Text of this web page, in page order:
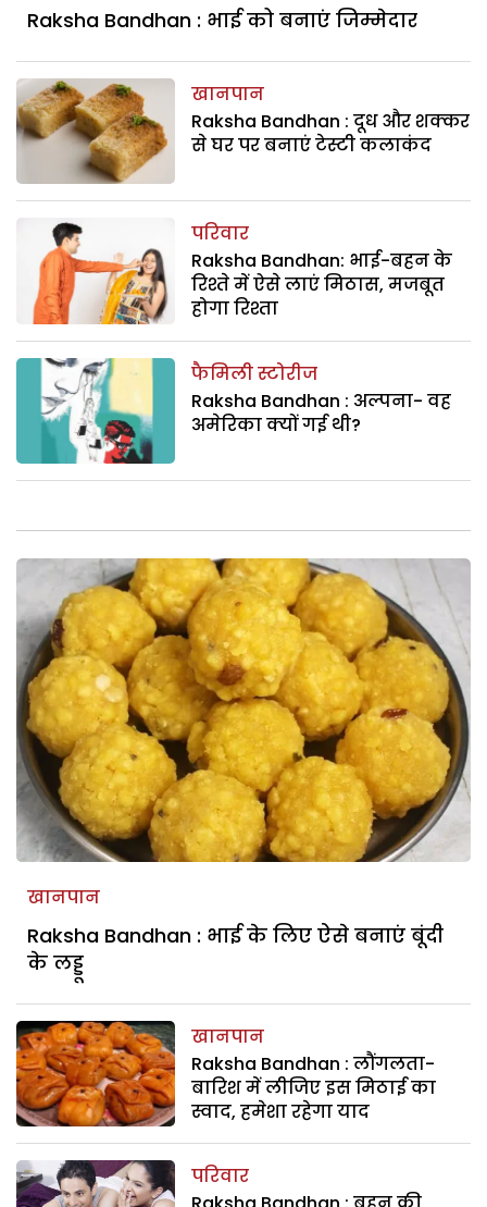
Raksha Bandhan : भाई को बनाएं जिम्मेदार
खानपान
Raksha Bandhan : दूध और शक्कर
से घर पर बनाएं टेस्टी कलाकंद
परिवार
Raksha Bandhan: भाई-बहन के
रिश्ते में ऐसे लाएं मिठास, मजबूत
होगा रिश्ता
फैमिली स्टोरीज
Raksha Bandhan : अल्पना- वह
अमेरिका क्यों गई थी?
खानपान
Raksha Bandhan : भाई के लिए ऐसे बनाएं बूंदी
के लड्डू
खानपान
Raksha Bandhan : लौंगलता-
बारिश में लीजिए इस मिठाई का
स्वाद, हमेशा रहेगा याद
परिवार